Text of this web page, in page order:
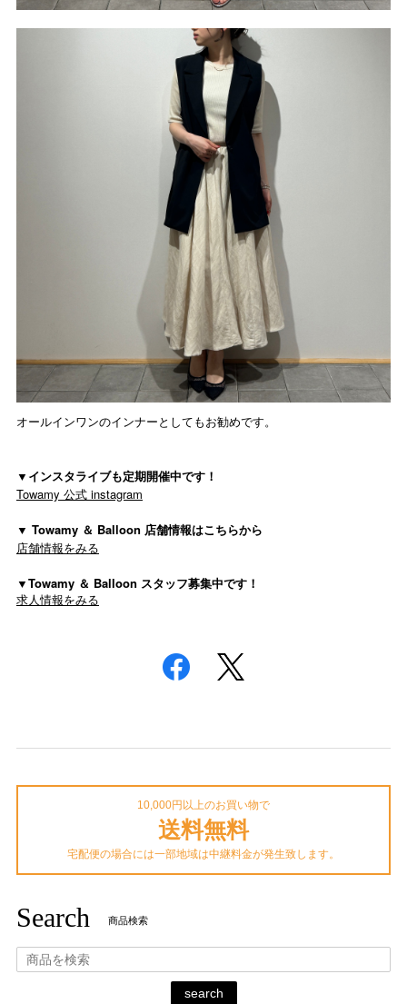
オールインワンのインナーとしてもお勧めです。
▼インスタライブも定期開催中です！
Towamy 公式 instagram
▼ Towamy ＆ Balloon 店舗情報はこちらから
店舗情報をみる
▼Towamy ＆ Balloon スタッフ募集中です！
求人情報をみる
10,000円以上のお買い物で
送料無料
宅配便の場合には一部地域は中継料金が発生致します。
Search 商品検索
search